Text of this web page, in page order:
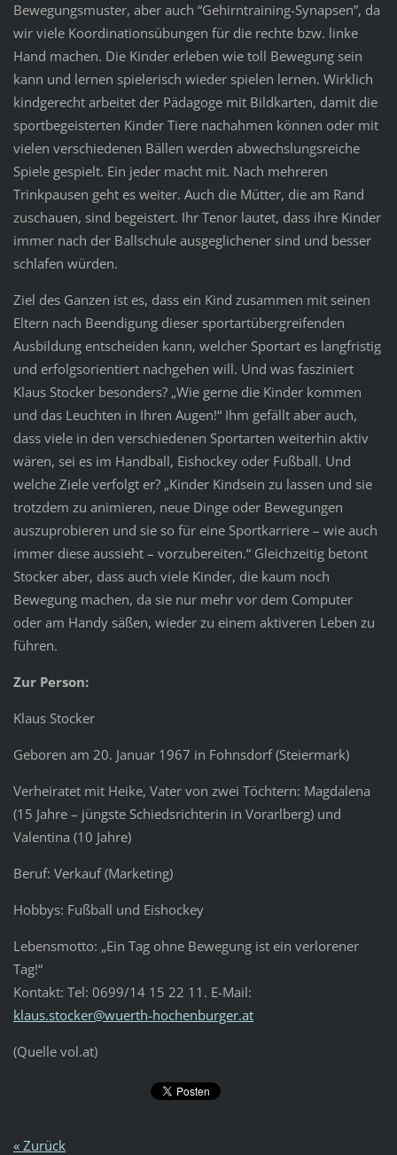
Bewegungsmuster, aber auch “Gehirntraining-Synapsen”, da
wir viele Koordinationsübungen für die rechte bzw. linke
Hand machen. Die Kinder erleben wie toll Bewegung sein
kann und lernen spielerisch wieder spielen lernen. Wirklich
kindgerecht arbeitet der Pädagoge mit Bildkarten, damit die
sportbegeisterten Kinder Tiere nachahmen können oder mit
vielen verschiedenen Bällen werden abwechslungsreiche
Spiele gespielt. Ein jeder macht mit. Nach mehreren
Trinkpausen geht es weiter. Auch die Mütter, die am Rand
zuschauen, sind begeistert. Ihr Tenor lautet, dass ihre Kinder
immer nach der Ballschule ausgeglichener sind und besser
schlafen würden.
Ziel des Ganzen ist es, dass ein Kind zusammen mit seinen
Eltern nach Beendigung dieser sportartübergreifenden
Ausbildung entscheiden kann, welcher Sportart es langfristig
und erfolgsorientiert nachgehen will. Und was fasziniert
Klaus Stocker besonders? „Wie gerne die Kinder kommen
und das Leuchten in Ihren Augen!“ Ihm gefällt aber auch,
dass viele in den verschiedenen Sportarten weiterhin aktiv
wären, sei es im Handball, Eishockey oder Fußball. Und
welche Ziele verfolgt er? „Kinder Kindsein zu lassen und sie
trotzdem zu animieren, neue Dinge oder Bewegungen
auszuprobieren und sie so für eine Sportkarriere – wie auch
immer diese aussieht – vorzubereiten.“ Gleichzeitig betont
Stocker aber, dass auch viele Kinder, die kaum noch
Bewegung machen, da sie nur mehr vor dem Computer
oder am Handy säßen, wieder zu einem aktiveren Leben zu
führen.
Zur Person:
Klaus Stocker
Geboren am 20. Januar 1967 in Fohnsdorf (Steiermark)
Verheiratet mit Heike, Vater von zwei Töchtern: Magdalena
(15 Jahre – jüngste Schiedsrichterin in Vorarlberg) und
Valentina (10 Jahre)
Beruf: Verkauf (Marketing)
Hobbys: Fußball und Eishockey
Lebensmotto: „Ein Tag ohne Bewegung ist ein verlorener
Tag!“
Kontakt: Tel: 0699/14 15 22 11. E-Mail:
klaus.stocker@wuerth-hochenburger.at
(Quelle vol.at)
« Zurück